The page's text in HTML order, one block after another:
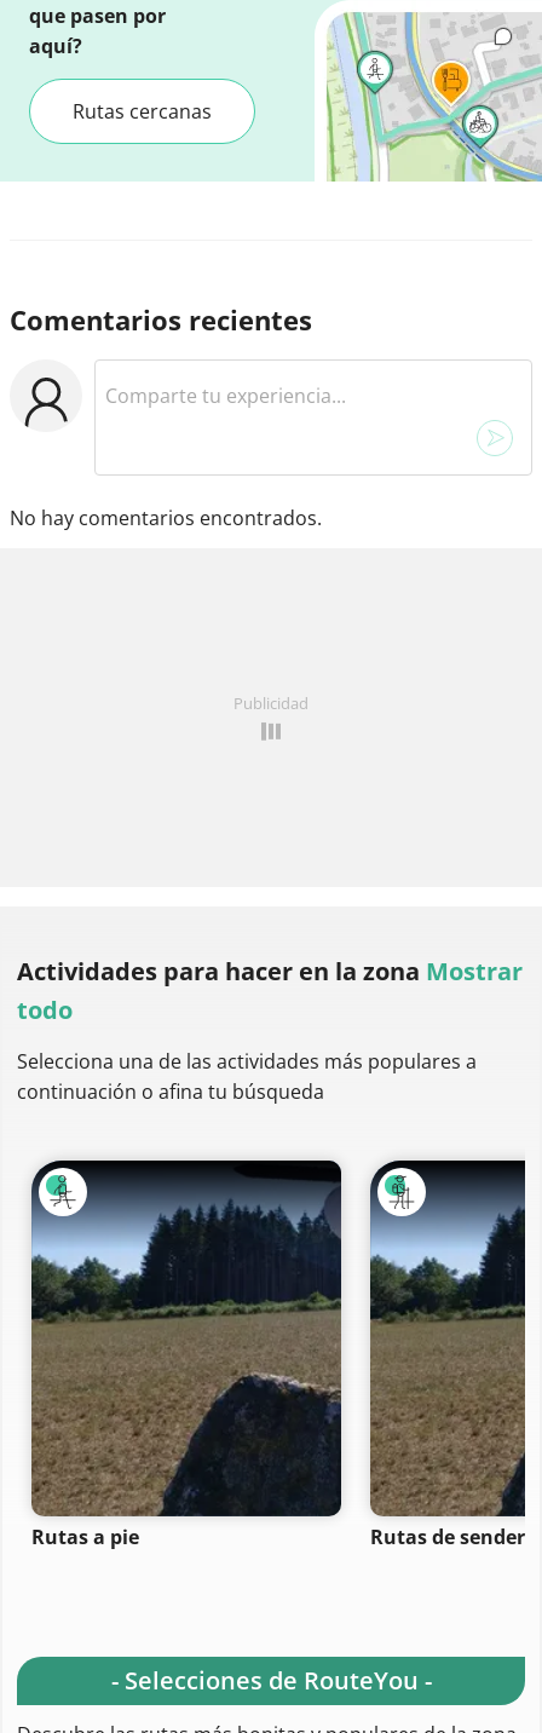
que pasen por
aquí?
Rutas cercanas
Comentarios recientes
No hay comentarios encontrados.
Publicidad
Actividades para hacer en la zona Mostrar
todo
Selecciona una de las actividades más populares a
continuación o afina tu búsqueda
Rutas a pie Rutas de
- Selecciones de RouteYou -